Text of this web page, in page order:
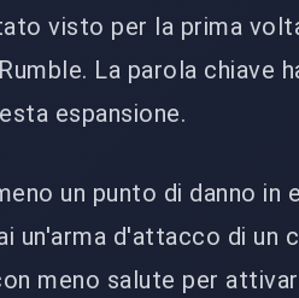
visto per la prima
La parola chiave
espansione.
un punto di danno in
un'arma d'attacco di un
meno salute per